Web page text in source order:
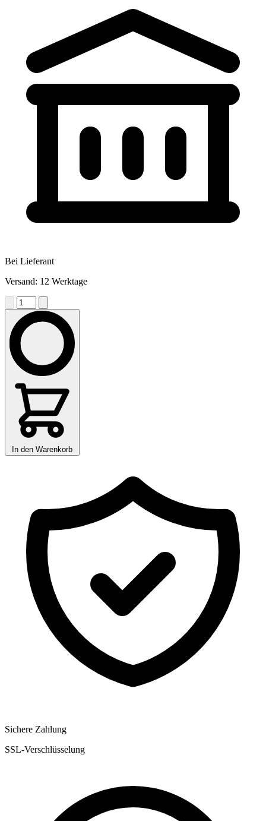
Bei Lieferant
Versand: 12 Werktage
In den Warenkorb
Sichere Zahlung
SSL-Verschlüsselung